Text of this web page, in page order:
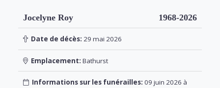
Jocelyne Roy 1968-2026
Date de décès: 29 mai 2026
Emplacement: Bathurst
Informations sur les funérailles: 09 juin 2026 à